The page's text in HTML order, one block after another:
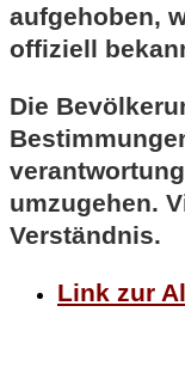
aufgehoben,
offiziell
Die
umzugehen.
Verständnis.
Link zur